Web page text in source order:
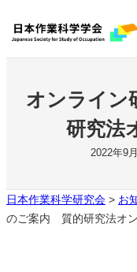
容
オンライ
研究法
2022年9
日本作業科学研究会 > お
のご案内 質的研究法オ